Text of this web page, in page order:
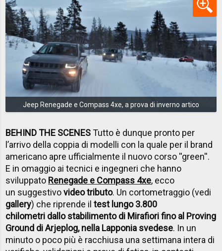
Jeep Renegade e Compass 4xe, a prova di inverno artico
BEHIND THE SCENESTutto è dunque pronto per
l’arrivo della coppia di modelli con la quale per il brand
americano apre ufficialmente il nuovo corso ''green''.
E in omaggio ai tecnici e ingegneri che hanno
sviluppato Renegade e Compass 4xe, ecco
un suggestivovideo tributo. Un cortometraggio (vedi
gallery) che riprende iltest lungo 3.800
chilometri dallo stabilimento di Mirafiori fino al Proving
Ground di Arjeplog, nella Lapponia svedese. In un
minuto o poco più è racchiusa una settimana intera di